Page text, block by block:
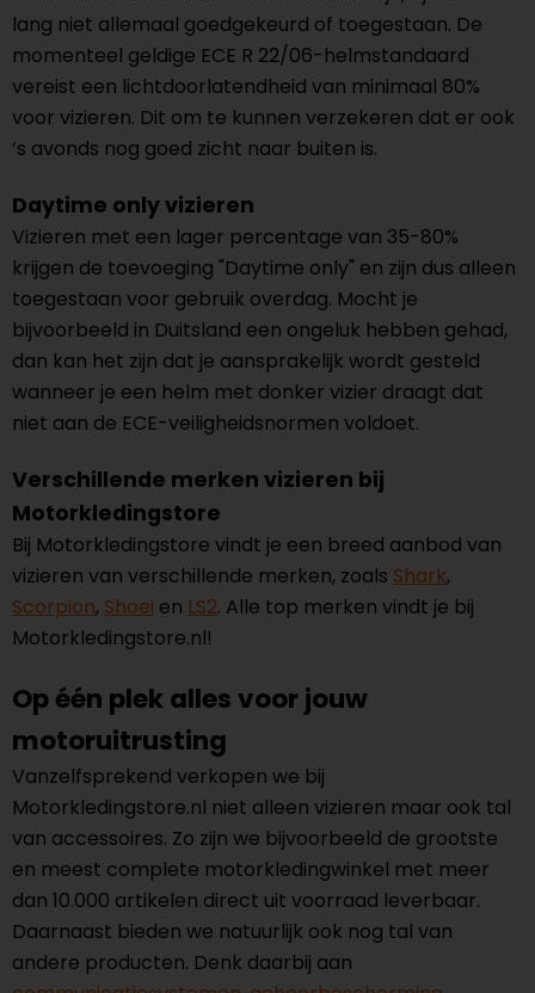
lang niet allemaal goedgekeurd of toegestaan. De
momenteel geldige ECE R 22/06-helmstandaard
vereist een lichtdoorlatendheid van minimaal 80%
voor vizieren. Dit om te kunnen verzekeren dat er ook
’s avonds nog goed zicht naar buiten is.
Daytime only vizieren
Vizieren met een lager percentage van 35-80%
krijgen de toevoeging "Daytime only" en zijn dus alleen
toegestaan voor gebruik overdag. Mocht je
bijvoorbeeld in Duitsland een ongeluk hebben gehad,
dan kan het zijn dat je aansprakelijk wordt gesteld
wanneer je een helm met donker vizier draagt dat
niet aan de ECE-veiligheidsnormen voldoet.
Verschillende merken vizieren bij
Motorkledingstore
Bij Motorkledingstore vindt je een breed aanbod van
vizieren van verschillende merken, zoals Shark,
Scorpion, Shoei en LS2. Alle top merken vindt je bij
Motorkledingstore.nl!
Op één plek alles voor jouw
motoruitrusting
Vanzelfsprekend verkopen we bij
Motorkledingstore.nl niet alleen vizieren maar ook tal
van accessoires. Zo zijn we bijvoorbeeld de grootste
en meest complete motorkledingwinkel met meer
dan 10.000 artikelen direct uit voorraad leverbaar.
Daarnaast bieden we natuurlijk ook nog tal van
andere producten. Denk daarbij aan